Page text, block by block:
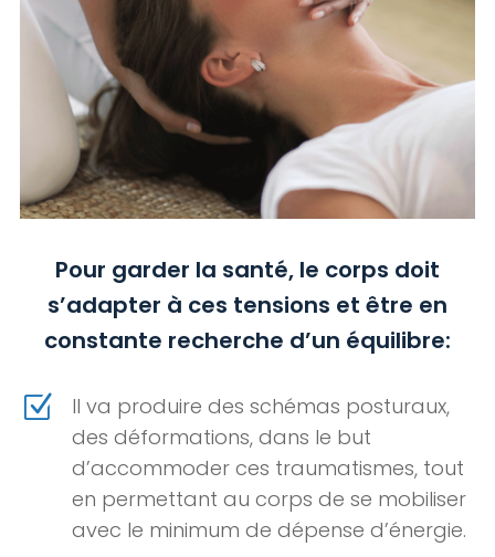
Pour garder la santé, le corps doit
s’adapter à ces tensions et être en
constante recherche d’un équilibre:
Z
Il va produire des schémas posturaux,
des déformations, dans le but
d’accommoder ces traumatismes, tout
en permettant au corps de se mobiliser
avec le minimum de dépense d’énergie.